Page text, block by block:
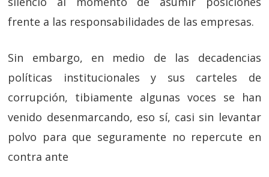
frente a las responsabilidades de las empresas.
Sin embargo, en medio de las decadencias
políticas institucionales y sus carteles de
corrupción, tibiamente algunas voces se han
venido desenmarcando, eso sí, casi sin levantar
polvo para que seguramente no repercute en
contra ante